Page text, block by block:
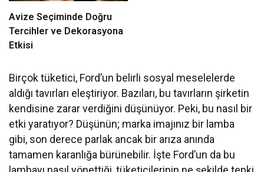
Avize Seçiminde Doğru
Tercihler ve Dekorasyona
Etkisi
Birçok tüketici, Ford’un belirli sosyal meselelerde
aldığı tavırları eleştiriyor. Bazıları, bu tavırların şirketin
kendisine zarar verdiğini düşünüyor. Peki, bu nasıl bir
etki yaratıyor? Düşünün; marka imajınız bir lamba
gibi, son derece parlak ancak bir arıza anında
tamamen karanlığa bürünebilir. İşte Ford’un da bu